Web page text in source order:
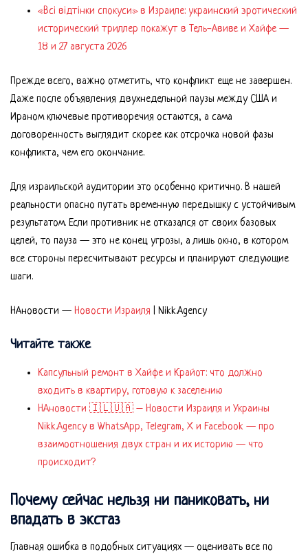
«Всі відтінки спокуси» в Израиле: украинский эротический
исторический триллер покажут в Тель-Авиве и Хайфе —
18 и 27 августа 2026
Прежде всего, важно отметить, что конфликт еще не завершен.
Даже после объявления двухнедельной паузы между США и
Ираном ключевые противоречия остаются, а сама
договоренность выглядит скорее как отсрочка новой фазы
конфликта, чем его окончание.
Для израильской аудитории это особенно критично. В нашей
реальности опасно путать временную передышку с устойчивым
результатом. Если противник не отказался от своих базовых
целей, то пауза — это не конец угрозы, а лишь окно, в котором
все стороны пересчитывают ресурсы и планируют следующие
шаги.
НАновости — Новости Израиля | Nikk.Agency
Читайте также
Капсульный ремонт в Хайфе и Крайот: что должно
входить в квартиру, готовую к заселению
НАновости 🇮🇱🇺🇦 – Новости Израиля и Украины
Nikk.Agency в WhatsApp, Telegram, X и Facebook — про
взаимоотношения двух стран и их историю — что
происходит?
Почему сейчас нельзя ни паниковать, ни
впадать в экстаз
Главная ошибка в подобных ситуациях — оценивать все по